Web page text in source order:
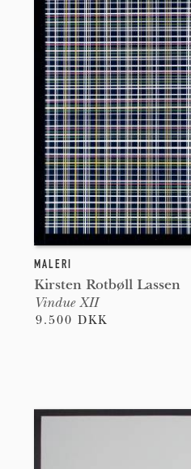
MALERI
Kirsten Rotbøll Lassen
Vindue XII
9.500 DKK